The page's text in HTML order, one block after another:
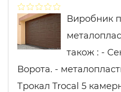
Виробник
також : -
Ворота. -
Трокал Trocal 5